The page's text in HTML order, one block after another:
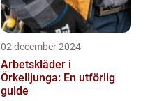
02 december 2024
Arbetskläder i
Örkelljunga: En utförlig
guide